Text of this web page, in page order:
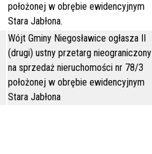
położonej w obrębie ewidencyjnym
Stara Jabłona.
Wójt Gminy Niegosławice ogłasza II
(drugi) ustny przetarg nieograniczony
na sprzedaż nieruchomości nr 78/3
położonej w obrębie ewidencyjnym
Stara Jabłona